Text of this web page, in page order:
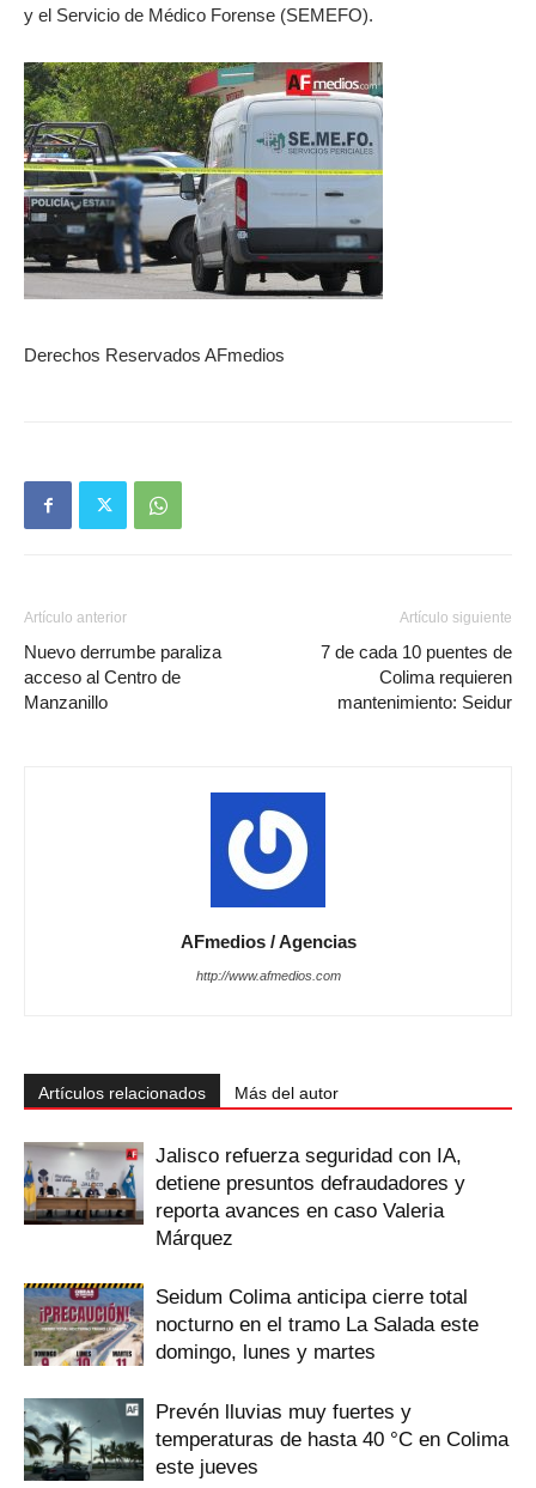
y el Servicio de Médico Forense (SEMEFO).
Derechos Reservados AFmedios
Artículo anterior
Nuevo derrumbe paraliza
acceso al Centro de
Manzanillo
Artículo siguiente
7 de cada 10 puentes de
Colima requieren
mantenimiento: Seidur
AFmedios / Agencias
http://www.afmedios.com
Artículos relacionados Más del autor
Jalisco refuerza seguridad con IA,
detiene presuntos defraudadores y
reporta avances en caso Valeria
Márquez
Seidum Colima anticipa cierre total
nocturno en el tramo La Salada este
domingo, lunes y martes
Prevén lluvias muy fuertes y
temperaturas de hasta 40 °C en Colima
este jueves